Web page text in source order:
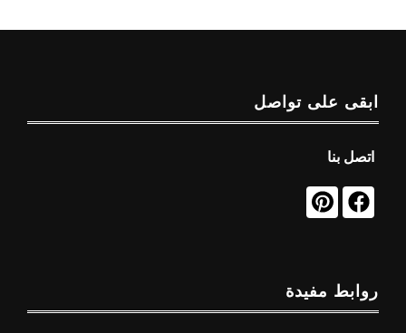
ابقى على تواصل
اتصل بنا
روابط مفيدة